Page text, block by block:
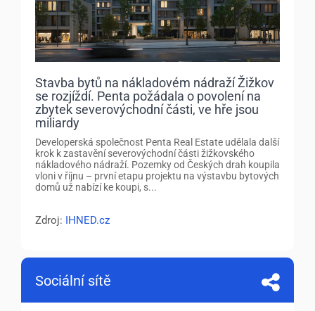
Stavba bytů na nákladovém nádraží Žižkov
se rozjíždí. Penta požádala o povolení na
zbytek severovýchodní části, ve hře jsou
miliardy
Developerská společnost Penta Real Estate udělala další
krok k zastavění severovýchodní části žižkovského
nákladového nádraží. Pozemky od Českých drah koupila
vloni v říjnu – první etapu projektu na výstavbu bytových
domů už nabízí ke koupi, s...
Zdroj: IHNED.cz
Sociální sítě